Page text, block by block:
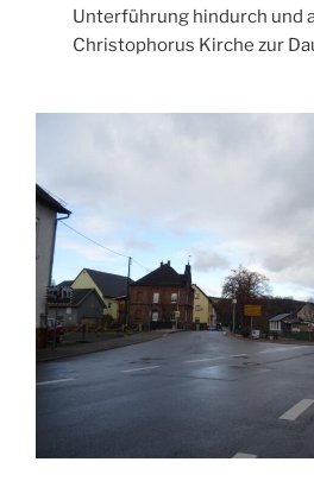
Unterführung hindurch und
Christophorus Kirche zur